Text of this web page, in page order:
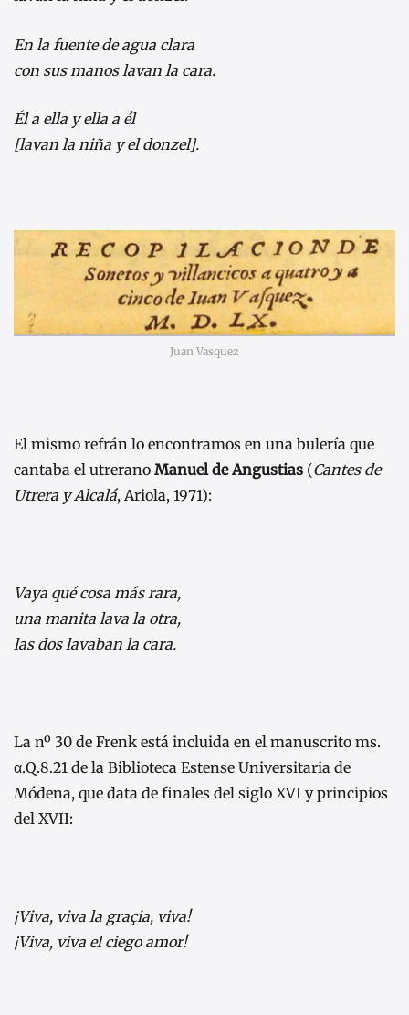
En la fuente de agua clara
con sus manos lavan la cara.
Él a ella y ella a él
[lavan la niña y el donzel].
Juan Vasquez
El mismo refrán lo encontramos en una bulería que
cantaba el utrerano Manuel de Angustias (Cantes de
Utrera y Alcalá, Ariola, 1971):
Vaya qué cosa más rara,
una manita lava la otra,
las dos lavaban la cara.
La nº 30 de Frenk está incluida en el manuscrito ms.
α.Q.8.21 de la Biblioteca Estense Universitaria de
Módena, que data de finales del siglo XVI y principios
del XVII:
¡Viva, viva la graçia, viva!
¡Viva, viva el ciego amor!